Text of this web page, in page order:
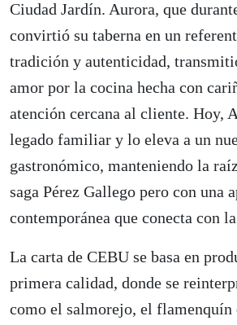
Ciudad Jardín. Aurora, que
convirtió su taberna en un
tradición y autenticidad,
amor por la cocina hecha con
atención cercana al cliente. Hoy,
legado familiar y lo eleva a un
gastronómico, manteniendo la
saga Pérez Gallego pero con una
contemporánea que conecta con
La carta de CEBU se basa en
primera calidad, donde se
como el salmorejo, el flamenquín